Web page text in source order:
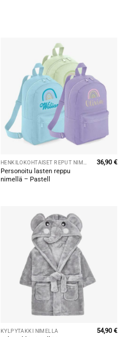
Personoitu lasten reppu
nimellä – Pastell
36,90€
KYLPYTAKKI NIMELLÄ 54,90€